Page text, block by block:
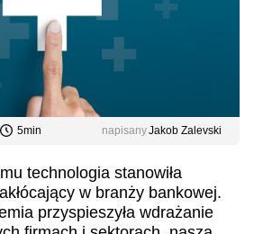
5min napisanyJakob Zalevski
technologia stanowiła
w branży bankowej.
przyspieszyła wdrażanie